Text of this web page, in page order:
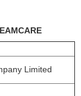
Limited